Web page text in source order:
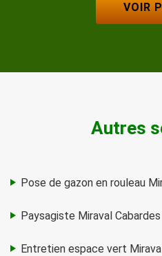
VOIR
Autres
Pose de gazon en rouleau
Paysagiste Miraval
Entretien espace vert